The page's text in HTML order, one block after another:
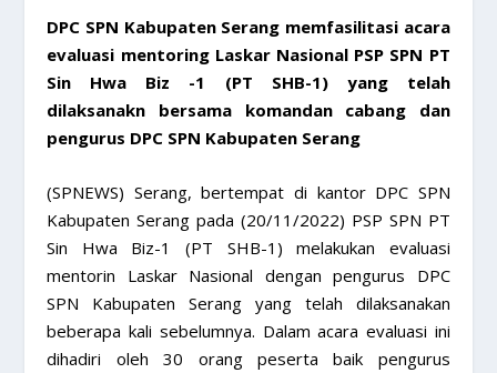
DPC SPN Kabupaten Serang memfasilitasi acara
evaluasi mentoring Laskar Nasional PSP SPN PT
Sin Hwa Biz -1 (PT SHB-1) yang telah
dilaksanakn bersama komandan cabang dan
pengurus DPC SPN Kabupaten Serang
(SPNEWS) Serang, bertempat di kantor DPC SPN
Kabupaten Serang pada (20/11/2022) PSP SPN PT
Sin Hwa Biz-1 (PT SHB-1) melakukan evaluasi
mentorin Laskar Nasional dengan pengurus DPC
SPN Kabupaten Serang yang telah dilaksanakan
beberapa kali sebelumnya. Dalam acara evaluasi ini
dihadiri oleh 30 orang peserta baik pengurus